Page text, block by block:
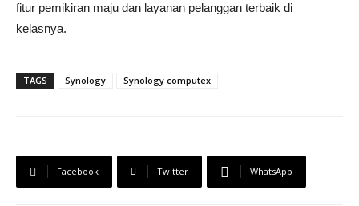
fitur pemikiran maju dan layanan pelanggan terbaik di
kelasnya.
TAGS Synology Synology computex
Facebook Twitter WhatsApp